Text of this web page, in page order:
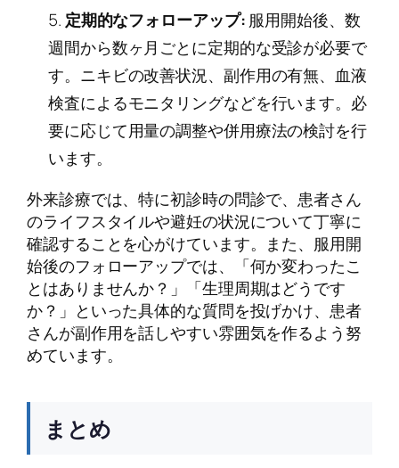
定期的なフォローアップ: 服用開始後、数
週間から数ヶ月ごとに定期的な受診が必要で
す。ニキビの改善状況、副作用の有無、血液
検査によるモニタリングなどを行います。必
要に応じて用量の調整や併用療法の検討を行
います。
外来診療では、特に初診時の問診で、患者さん
のライフスタイルや避妊の状況について丁寧に
確認することを心がけています。また、服用開
始後のフォローアップでは、「何か変わったこ
とはありませんか？」「生理周期はどうです
か？」といった具体的な質問を投げかけ、患者
さんが副作用を話しやすい雰囲気を作るよう努
めています。
まとめ